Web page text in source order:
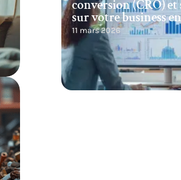
conversion (CRO)
sur votre business
11 mars 2026